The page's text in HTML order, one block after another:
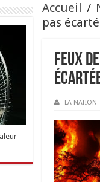
Accueil /
pas
Feux
LA NATION